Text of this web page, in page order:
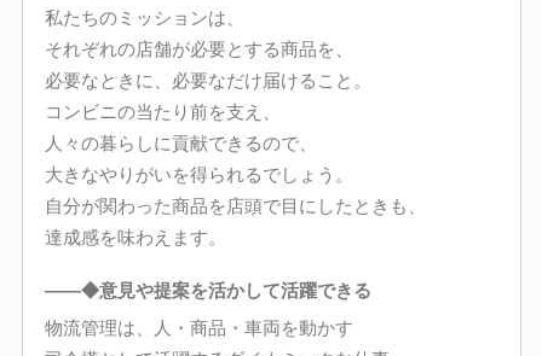
私たちのミッションは、
それぞれの店舗が必要とする商品を、
必要なときに、必要なだけ届けること。
コンビニの当たり前を支え、
人々の暮らしに貢献できるので、
大きなやりがいを得られるでしょう。
自分が関わった商品を店頭で目にしたときも、
達成感を味わえます。
――◆意見や提案を活かして活躍できる
物流管理は、人・商品・車両を動かす